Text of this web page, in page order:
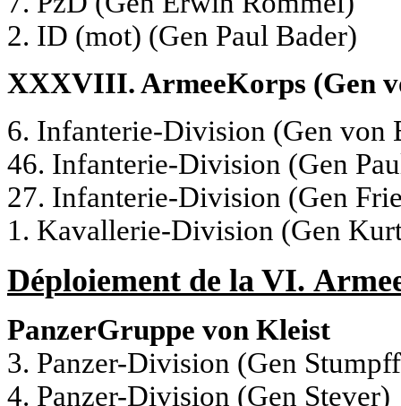
2. ID (mot) (Gen Paul Bader)
XXXVIII. ArmeeKorps (Gen
6. Infanterie-Division (Gen von
46. Infanterie-Division (Gen
27. Infanterie-Division (Gen
1. Kavallerie-Division (Gen
Déploiement de la VI.
PanzerGruppe von Kleist
3. Panzer-Division (Gen
4. Panzer-Division (Gen Stever)